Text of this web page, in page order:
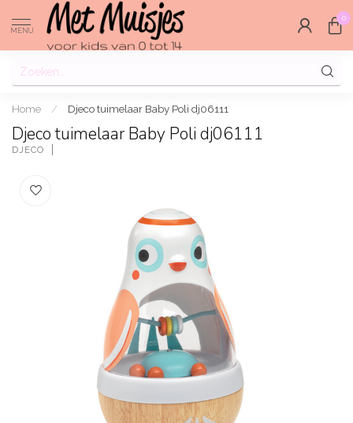
MENU
0
Home / Djeco tuimelaar Baby Poli dj06111
Djeco tuimelaar Baby Poli dj06111
DJECO